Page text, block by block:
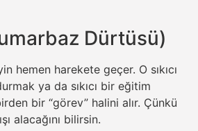
Dürtüsü)
hemen harekete geçer. O sıkıcı
ya da sıkıcı bir eğitim
bir “görev” halini alır. Çünkü
alacağını bilirsin.